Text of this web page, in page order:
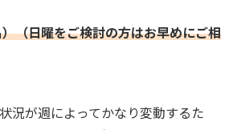
（日曜をご検討の方はお早めにご相
況が週によってかなり変動するた